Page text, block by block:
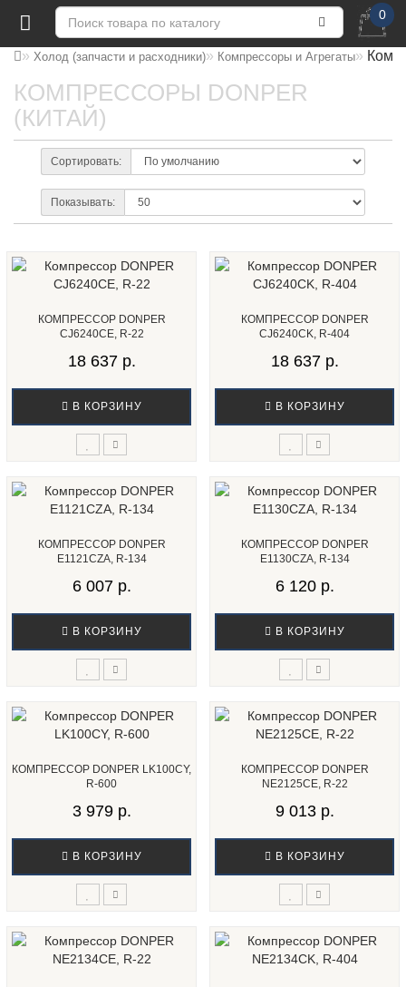
0
Холод (запчасти и расходники) Компрессоры и Агрегаты
КОМПРЕССОРЫ DONPER
(КИТАЙ)
Сортировать:
Показывать:
КОМПРЕССОР DONPER
CJ6240CE, R-22
18 637 р.
В КОРЗИНУ
КОМПРЕССОР DONPER
CJ6240CK, R-404
18 637 р.
В КОРЗИНУ
КОМПРЕССОР DONPER
E1121CZA, R-134
6 007 р.
В КОРЗИНУ
КОМПРЕССОР DONPER
E1130CZA, R-134
6 120 р.
В КОРЗИНУ
КОМПРЕССОР DONPER LK100CY,
R-600
3 979 р.
В КОРЗИНУ
КОМПРЕССОР DONPER
NE2125CE, R-22
9 013 р.
В КОРЗИНУ